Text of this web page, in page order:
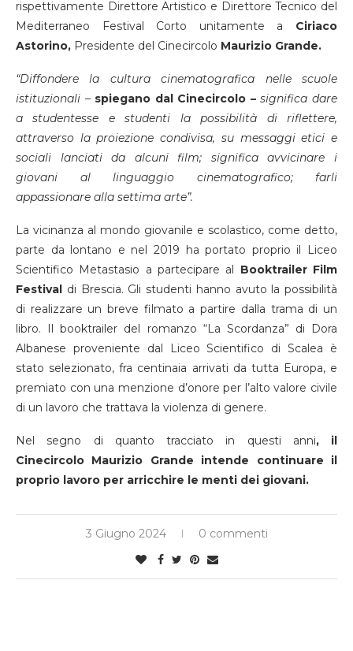
rispettivamente Direttore Artistico e Direttore Tecnico del
Mediterraneo Festival Corto unitamente a Ciriaco
Astorino, Presidente del Cinecircolo Maurizio Grande.
“Diffondere la cultura cinematografica nelle scuole
istituzionali – spiegano dal Cinecircolo –significa dare
a studentesse e studenti la possibilità di riflettere,
attraverso la proiezione condivisa, su messaggi etici e
sociali lanciati da alcuni film; significa avvicinare i
giovani al linguaggio cinematografico; farli
appassionare alla settima arte”.
La vicinanza al mondo giovanile e scolastico, come detto,
parte da lontano e nel 2019 ha portato proprio il Liceo
Scientifico Metastasio a partecipare al Booktrailer Film
Festival di Brescia. Gli studenti hanno avuto la possibilità
di realizzare un breve filmato a partire dalla trama di un
libro. Il booktrailer del romanzo “La Scordanza” di Dora
Albanese proveniente dal Liceo Scientifico di Scalea è
stato selezionato, fra centinaia arrivati da tutta Europa, e
premiato con una menzione d’onore per l’alto valore civile
di un lavoro che trattava la violenza di genere.
Nel segno di quanto tracciato in questi anni, il
Cinecircolo Maurizio Grande intende continuare il
proprio lavoro per arricchire le menti dei giovani.
3 Giugno 2024 0 commenti